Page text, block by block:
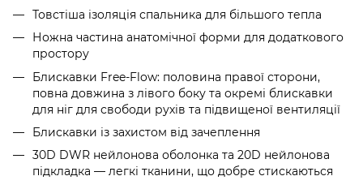
Товстіша ізоляція спальника для більшого тепла
Ножна частина анатомічної форми для додаткового
простору
Блискавки Free-Flow: половина правої сторони,
повна довжина з лівого боку та окремі блискавки
для ніг для свободи рухів та підвищеної вентиляції
Блискавки із захистом від зачеплення
30D DWR нейлонова оболонка та 20D нейлонова
підкладка — легкі тканини, що добре стискаються